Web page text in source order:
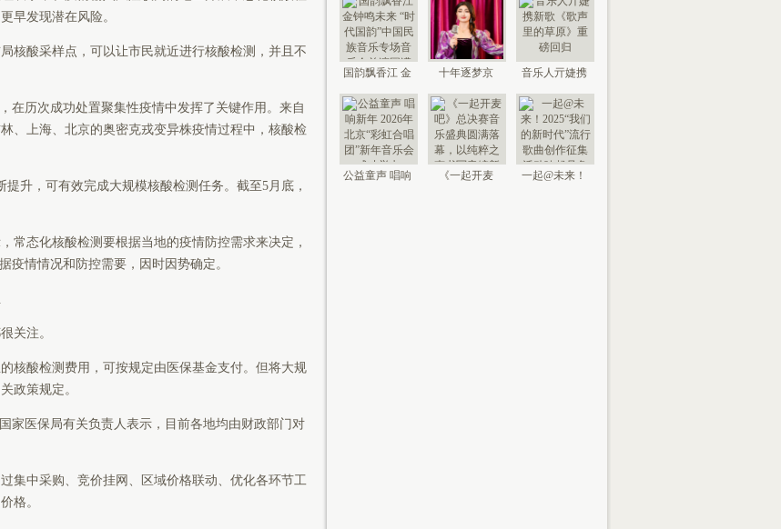
早发现潜在风险。
酸采样点，可以让市民就近进行核酸检测，并且不
历次成功处置聚集性疫情中发挥了关键作用。来自
、上海、北京的奥密克戎变异株疫情过程中，核酸检
，可有效完成大规模核酸检测任务。截至5月底，
态化核酸检测要根据当地的疫情防控需求来决定，
疫情情况和防控需要，因时因势确定。
关注。
酸检测费用，可按规定由医保基金支付。但将大规
政策规定。
医保局有关负责人表示，目前各地均由财政部门对
中采购、竞价挂网、区域价格联动、优化各环节工
格。
国韵飘香江 金
钟鸣未来 “时代
国
十年逐梦京
城，以艺传情
家乡——
音乐人亓婕携
新歌《歌声里
的草
公益童声 唱响
《一起开麦
一起@未来！